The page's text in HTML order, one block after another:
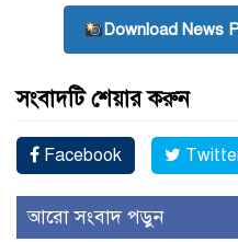
Download News
সংবাদটি শেয়ার করুন
Facebook
আরো সংবাদ পড়ুন